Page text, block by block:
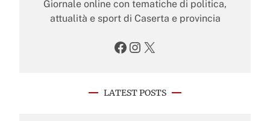
Giornale online con tematiche di politica,
attualità e sport di Caserta e provincia
Facebook Instagram X
LATEST POSTS